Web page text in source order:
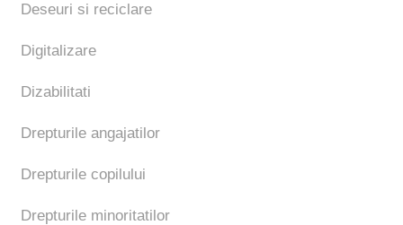
Deseuri si reciclare
Digitalizare
Dizabilitati
Drepturile angajatilor
Drepturile copilului
Drepturile minoritatilor